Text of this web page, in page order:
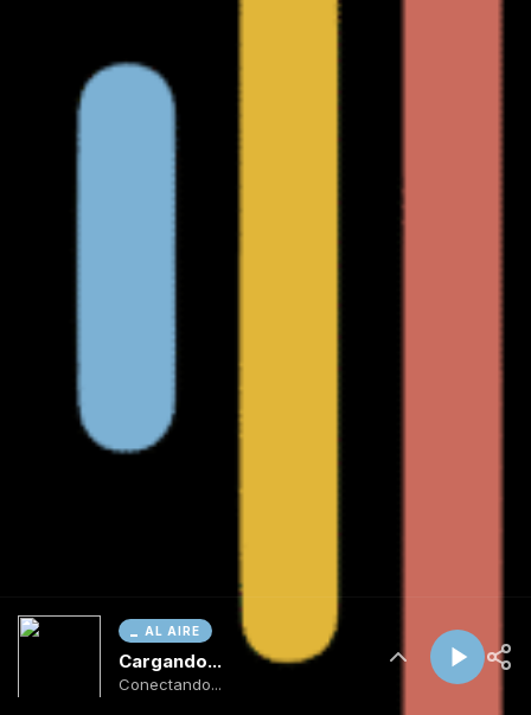
AL AIRE
Cargando...
Conectando...